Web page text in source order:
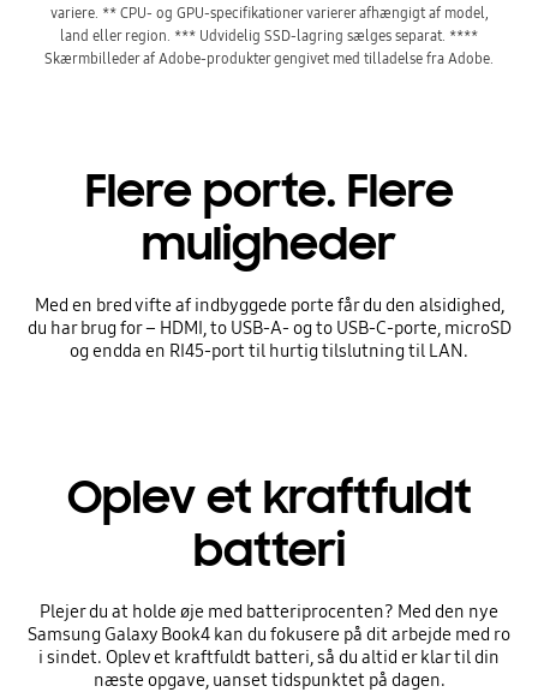
variere. ** CPU- og GPU-specifikationer varierer afhængigt af model,
land eller region. *** Udvidelig SSD-lagring sælges separat. ****
Skærmbilleder af Adobe-produkter gengivet med tilladelse fra Adobe.
Flere porte. Flere
muligheder
Med en bred vifte af indbyggede porte får du den alsidighed,
du har brug for – HDMI, to USB-A- og to USB-C-porte, microSD
og endda en RI45-port til hurtig tilslutning til LAN.
Oplev et kraftfuldt
batteri
Plejer du at holde øje med batteriprocenten? Med den nye
Samsung Galaxy Book4 kan du fokusere på dit arbejde med ro
i sindet. Oplev et kraftfuldt batteri, så du altid er klar til din
næste opgave, uanset tidspunktet på dagen.